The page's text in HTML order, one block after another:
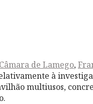
Câmara de Lamego,
à
multiusos,